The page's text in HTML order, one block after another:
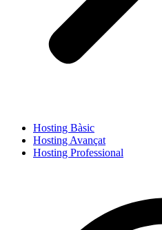
Hosting Bàsic
Hosting Avançat
Hosting Professional